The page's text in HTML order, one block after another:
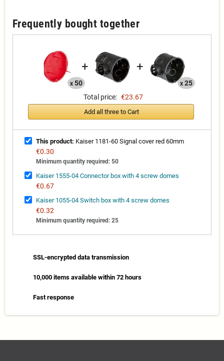
Frequently bought together
x 50
+ +
x 25
Total price: €23.67
Add all three to Cart
This product: Kaiser 1181-60 Signal cover red 60mm
€0.30
Minimum quantity required: 50
Kaiser 1555-04 Connector box with 4 screw domes
€0.67
Kaiser 1055-04 Switch box with 4 screw domes
€0.32
Minimum quantity required: 25
SSL-encrypted data transmission
10,000 items available within 72 hours
Fast response